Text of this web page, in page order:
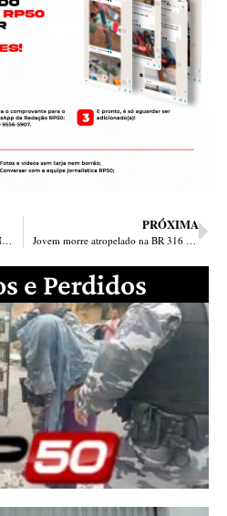
Duas pessoas são baleadas na zona Norte; uma foi a óbito e a outra foi parar no HUT
PRÓXIMA
Jovem morre atropelado na BR 316 e populares protestam incendiando pneus na pista
e Perdidos